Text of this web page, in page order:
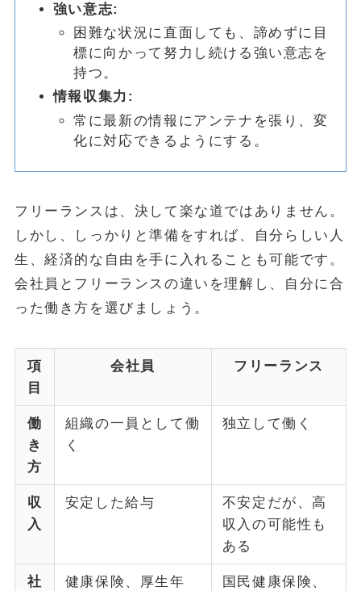
強い意志:
困難な状況に直面しても、諦めずに目
標に向かって努力し続ける強い意志を
持つ。
情報収集力:
常に最新の情報にアンテナを張り、変
化に対応できるようにする。
フリーランスは、決して楽な道ではありません。
しかし、しっかりと準備をすれば、自分らしい人
生、経済的な自由を手に入れることも可能です。
会社員とフリーランスの違いを理解し、自分に合
った働き方を選びましょう。
項
目
会社員 フリーランス
働
き
方
組織の一員として働
く
独立して働く
収
入
安定した給与
不安定だが、高
収入の可能性も
ある
社
健康保険、厚生年
国民健康保険、